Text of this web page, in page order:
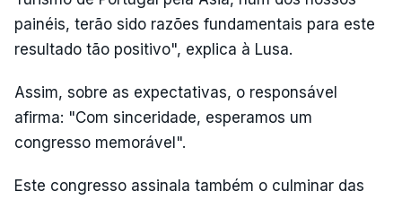
painéis, terão sido razões fundamentais para este
resultado tão positivo", explica à Lusa.
Assim, sobre as expectativas, o responsável
afirma: "Com sinceridade, esperamos um
congresso memorável".
Este congresso assinala também o culminar das